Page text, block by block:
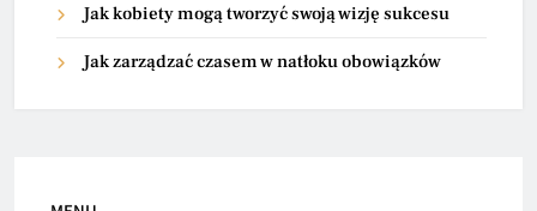
Jak kobiety mogą tworzyć swoją wizję sukcesu
Jak zarządzać czasem w natłoku obowiązków